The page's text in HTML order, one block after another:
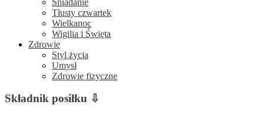
Tłusty czwartek
Wielkanoc
Wigilia i Święta
Zdrowie
Styl życia
Umysł
Zdrowie fizyczne
Składnik posiłku ⇩